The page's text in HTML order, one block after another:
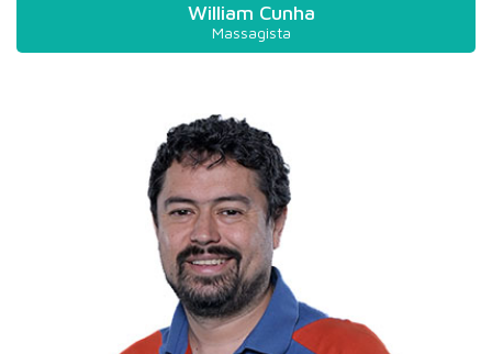
William Cunha
Massagista